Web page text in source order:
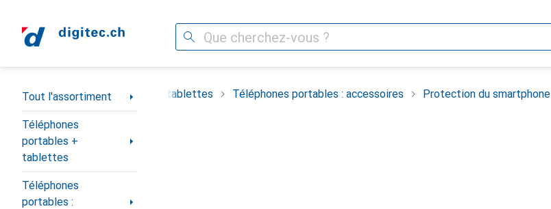
Recherche
Navigation par catégorie
Tout l'assortiment
Téléphones
portables +
tablettes
Téléphones
portables :
Téléphones portables + tablettes Téléphones portables : accessoires Protection du smartphone